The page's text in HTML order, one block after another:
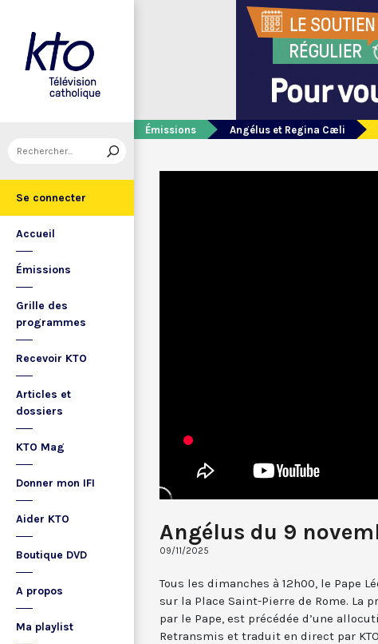
Se connecter
Accueil
Émissions
Grille des
programmes
Recevoir KTO
Articles et
dossiers
KTO Mag
Donner mon IFI
Aider KTO
Boutique DVD
A propos
Ma playlist
Émissions Angélus et Regina Cæli
Angélus du 9
09/11/2025
Tous les dimanches à 12h00, le Pape
sur la Place Saint-Pierre de Rome. La
par le Pape, est précédée d’une
Retransmis et traduit en direct par